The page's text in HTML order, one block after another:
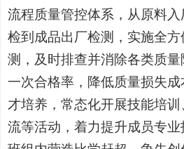
流程质量管控体系，从原料
检到成品出厂检测，实施全
测，及时排查并消除各类质
一次合格率，降低质量损失
才培养，常态化开展技能培
流等活动，着力提升成员专